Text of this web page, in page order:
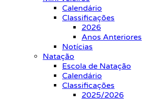
Calendário
Classificações
2026
Anos Anteriores
Notícias
Natação
Escola de Natação
Calendário
Classificações
2025/2026